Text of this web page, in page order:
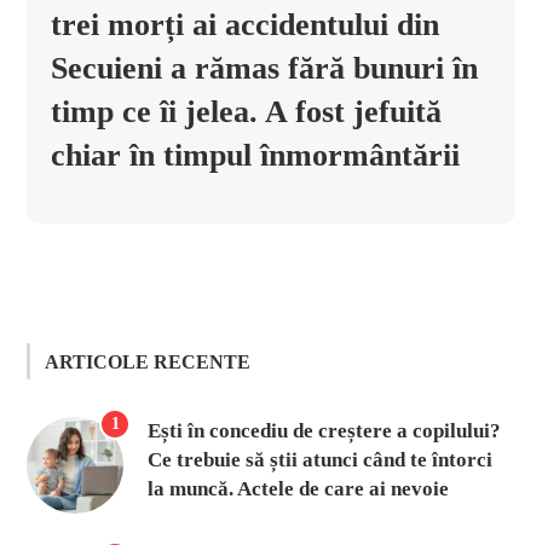
trei morți ai accidentului din
Secuieni a rămas fără bunuri în
timp ce îi jelea. A fost jefuită
chiar în timpul înmormântării
ARTICOLE RECENTE
1
Ești în concediu de creștere a copilului?
Ce trebuie să știi atunci când te întorci
la muncă. Actele de care ai nevoie